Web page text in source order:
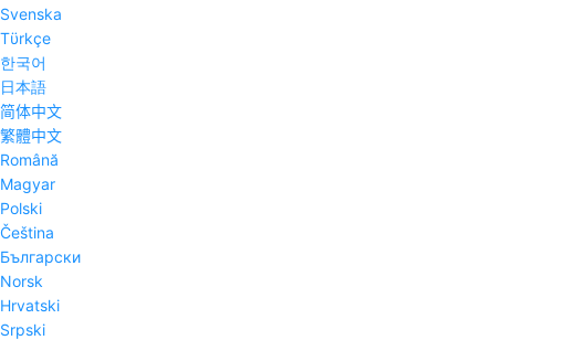
Svenska
Tϋrkçe
한국어
日本語
简体中文
繁體中文
Română
Magyar
Polski
Čeština
Български
Norsk
Hrvatski
Srpski